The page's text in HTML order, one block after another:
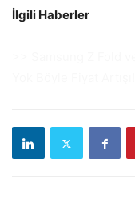
İlgili Haberler